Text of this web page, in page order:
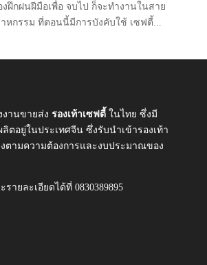
ฝึกฝนฝีมือเพื่อ จบไป ก็จะทำงานในสาย
หกรรม ที่ตอนนี้มีการบังคับใช้ เซฟตี้...
งานขายส่ง รองเท้าเซฟตี้ ในไทย ซึ่งมี
ลิตอยู่ในประเทศจีน ซึ่งรับนำเข้ารองเท้า
ตามความต้องการและงบประมาณของ
ายละเอียดได้ที่ 0830389895